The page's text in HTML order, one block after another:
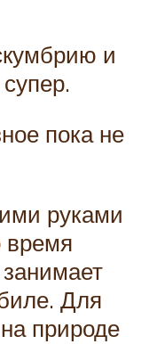
и
пока не
руками
время
Для
природе